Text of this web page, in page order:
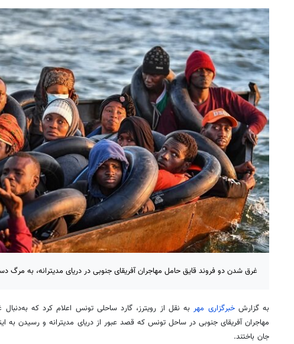
غرق شدن دو فروند قایق حامل مهاجران آفریقای جنوبی در دریای مدیترانه، به مرگ دست کم ۲۹ نفر
به گزارشخبرگزاری مهربه نقل از رویترز، گارد ساحلی تونس اعلام کرد که
جان باختند.